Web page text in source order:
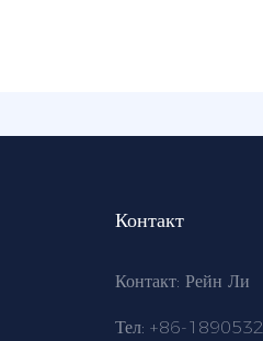
Контакт
Контакт: Рейн Ли
Тел: +86-